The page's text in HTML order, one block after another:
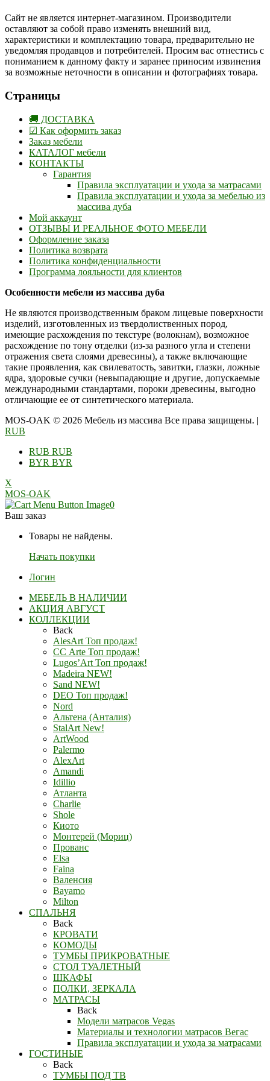
Сайт не является интернет-магазином. Производители
оставляют за собой право изменять внешний вид,
характеристики и комплектацию товара, предварительно не
уведомляя продавцов и потребителей. Просим вас отнестись с
пониманием к данному факту и заранее приносим извинения
за возможные неточности в описании и фотографиях товара.
Страницы
🚚 ДОСТАВКА
☑ Как оформить заказ
Заказ мебели
КАТАЛОГ мебели
КОНТАКТЫ
Гарантия
Правила эксплуатации и ухода за матрасами
Правила эксплуатации и ухода за мебелью из
массива дуба
Мой аккаунт
ОТЗЫВЫ И РЕАЛЬНОЕ ФОТО МЕБЕЛИ
Оформление заказа
Политика возврата
Политика конфиденциальности
Программа лояльности для клиентов
Особенности мебели из массива дуба
Не являются производственным браком лицевые поверхности
изделий, изготовленных из твердолиственных пород,
имеющие расхождения по текстуре (волокнам), возможное
расхождение по тону отделки (из-за разного угла и степени
отражения света слоями древесины), а также включающие
такие проявления, как свилеватость, завитки, глазки, ложные
ядра, здоровые сучки (невыпадающие и другие, допускаемые
международными стандартами, пороки древесины, выгодно
отличающие ее от синтетического материала.
MOS-OAK © 2026 Мебель из массива Все права защищены. |
RUB
RUB RUB
BYR BYR
X
MOS-OAK
0
Ваш заказ
Товары не найдены.
Начать покупки
Логин
МЕБЕЛЬ В НАЛИЧИИ
АКЦИЯ АВГУСТ
КОЛЛЕКЦИИ
Back
AlesArt Топ продаж!
СС Arte Топ продаж!
Lugos’Art Топ продаж!
Madeira NEW!
Sand NEW!
DEO Топ продаж!
Nord
Альтена (Анталия)
StalArt New!
ArtWood
Palermo
AlexArt
Amandi
Idillio
Атланта
Charlie
Shole
Киото
Монтерей (Мориц)
Прованс
Elsa
Faina
Валенсия
Bayamo
Milton
СПАЛЬНЯ
Back
КРОВАТИ
КОМОДЫ
ТУМБЫ ПРИКРОВАТНЫЕ
СТОЛ ТУАЛЕТНЫЙ
ШКАФЫ
ПОЛКИ, ЗЕРКАЛА
МАТРАСЫ
Back
Модели матрасов Vegas
Материалы и технологии матрасов Вегас
Правила эксплуатации и ухода за матрасами
ГОСТИНЫЕ
Back
ТУМБЫ ПОД ТВ